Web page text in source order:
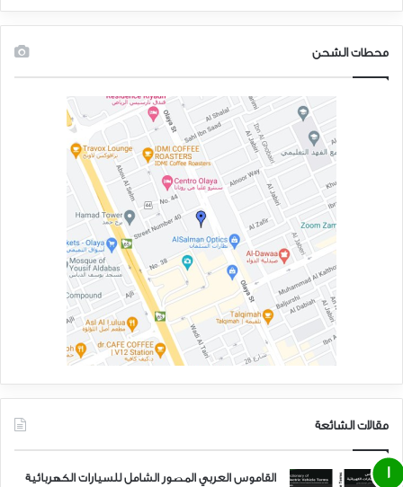
محطات الشحن
مقالات الشائعة
القاموس العربي المصور الشامل للسيارات الكهربائية